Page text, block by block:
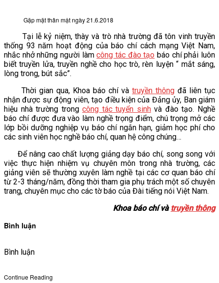
Gặp mặt thân mật ngày 21.6.2018
Tại lễ kỷ niệm, thày và trò nhà trường đã tôn vinh truyền
thống 93 năm hoạt động của báo chí cách mạng Việt Nam,
nhắc nhở những người làmcông tác đào tạo báo chí phải luôn
biết truyền lửa, truyền nghề cho học trò, rèn luyện “ mắt sáng,
lòng trong, bút sắc”.
Thời gian qua, Khoa báo chí và truyền thông đã liên tục
nhận được sự động viên, tạo điều kiện của Đảng ủy, Ban giám
hiệu nhà trường trongcông tác tuyển sinhvà đào tạo. Nghề
báo chí được đưa vào làm nghề trọng điểm, chú trọng mở các
lớp bồi dưỡng nghiệp vụ báo chí ngắn hạn, giảm học phí cho
các sinh viên học nghề báo chí, quan hệ công chúng…
Để nâng cao chất lượng giảng dạy báo chí, song song với
việc thực hiện nhiệm vụ chuyên môn trong nhà trường, các
giảng viên sẽ thường xuyên làm nghề tại các cơ quan báo chí
từ 2-3 tháng/năm, đồng thời tham gia phụ trách một số chuyên
trang, chuyên mục cho các tờ báo của Đài tiếng nói Việt Nam.
Khoa báo chí và truyền thông
Bình luận
Bình luận
Continue Reading